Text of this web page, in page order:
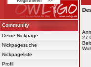
Community
Deine Nickpage
Nickpagesuche
Nickpageliste
Profil